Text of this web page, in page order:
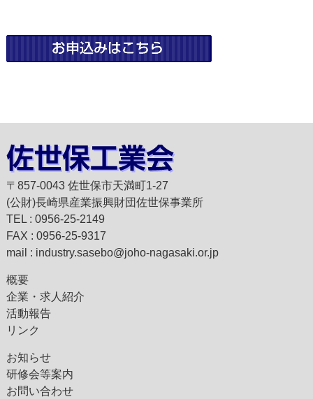
〒857-0043 佐世保市天満町1-27
(公財)長崎県産業振興財団佐世保事業所
TEL : 0956-25-2149
FAX : 0956-25-9317
mail : industry.sasebo@joho-nagasaki.or.jp
概要
企業・求人紹介
活動報告
リンク
お知らせ
研修会等案内
お問い合わせ